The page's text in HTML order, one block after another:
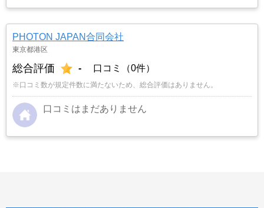
PHOTON JAPAN合同会社
東京都港区
総合評価 - 口コミ（0件）
※口コミ数が規定件数に満たないため、総合評価はありません。
口コミはまだありません